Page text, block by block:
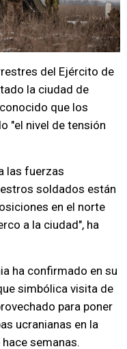
del Ejército de
la ciudad de
que los
"el nivel de tensión
las fuerzas
soldados están
en el norte
a la ciudad", ha
ha confirmado en su
simbólica visita de
para poner
ucranianas en la
semanas.